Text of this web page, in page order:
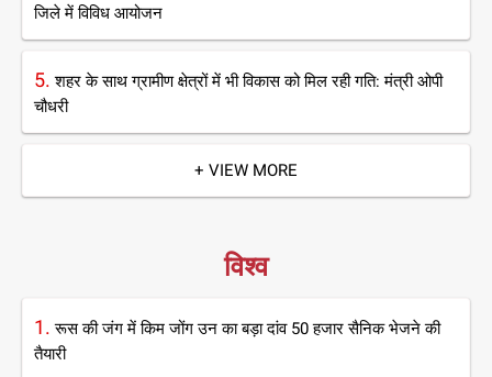
जिले में विविध आयोजन
5.शहर के साथ ग्रामीण क्षेत्रों में भी विकास को मिल रही गति: मंत्री ओपी
चौधरी
+ VIEW MORE
विश्व
1.रूस की जंग में किम जोंग उन का बड़ा दांव 50 हजार सैनिक भेजने की
तैयारी